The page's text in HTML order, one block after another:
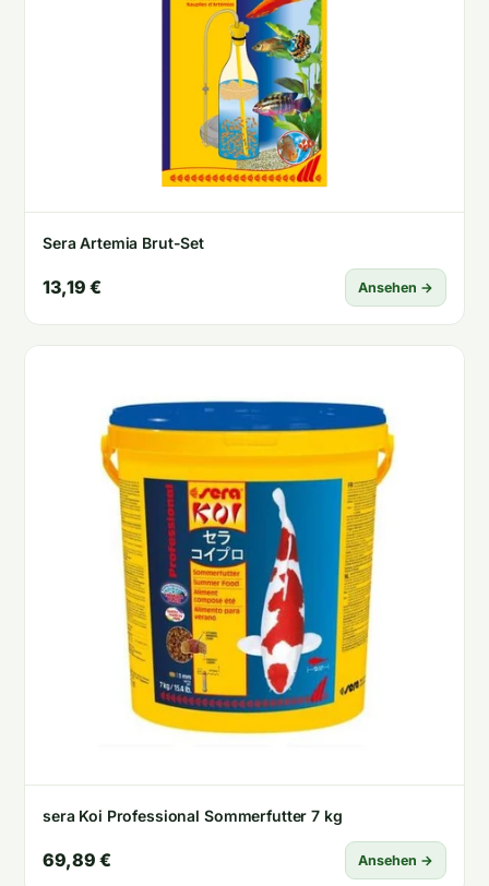
Sera Artemia Brut-Set
13,19 € Ansehen →
sera Koi Professional Sommerfutter 7 kg
69,89 € Ansehen →